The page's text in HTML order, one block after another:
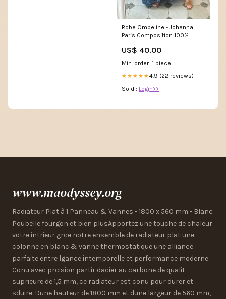
Robe Ombeline - Johanna
Paris Composition:100%
US$ 40.00
Min. order: 1 piece
★★★★★4.9 (22 reviews)
Sold : Login>>
www.maodyssey.org
Radiateur Plat à 1 Panneau & Vannes - 1800 x 560 mm - Blanc
Poubelle fourgon et bien plusApportez une touche de chaleur
votre intrieur grce notre ensemble de radiateur plat une
colonne en blanc & vanne thermostatique une alliance
parfaite entre lgance intemporelle et performance moderne.
Conu avec prcision partir dacier au carbone de qualit
suprieure de 1,5 mm, ce radiateur est conu pour durer et
sduire. Dune hauteur de 1800 mm et dune largeur de 560 mm,